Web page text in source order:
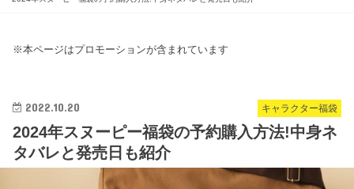
※本ページはプロモーションが含まれています
キャラクター福袋
2022.10.20
2024年スヌーピー福袋の予約購入方法!中身ネ
タバレと発売日も紹介